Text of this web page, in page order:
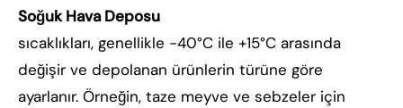
Soğuk Hava Deposu
sıcaklıkları, genellikle -40°C ile +15°C arasında
değişir ve depolanan ürünlerin türüne göre
ayarlanır. Örneğin, taze meyve ve sebzeler için